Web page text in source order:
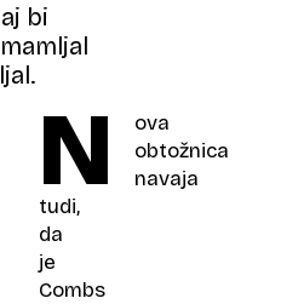
bi
N
ova
obtožnica
navaja
tudi,
da
je
Combs